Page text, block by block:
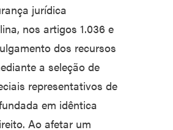
jurídica
nos artigos 1.036 e
dos recursos
a seleção de
representativos de
em idêntica
Ao afetar um